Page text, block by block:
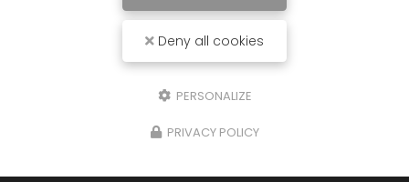
Deny all cookies
PERSONALIZE
PRIVACY POLICY